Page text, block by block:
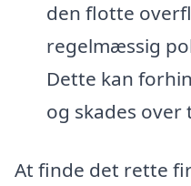
den flotte
regelmæssig
Dette kan
og skades over
At finde det rette